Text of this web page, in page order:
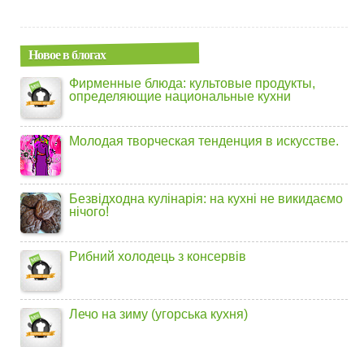
Новое в блогах
Фирменные блюда: культовые продукты,
определяющие национальные кухни
Молодая творческая тенденция в искусстве.
Безвідходна кулінарія: на кухні не викидаємо
нічого!
Рибний холодець з консервів
Лечо на зиму (угорська кухня)